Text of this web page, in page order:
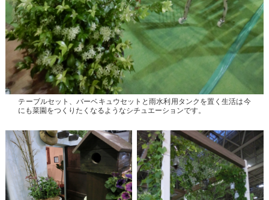
テーブルセット、バーベキュウセットと雨水利用タンクを置く生活は今
にも菜園をつくりたくなるようなシチュエーションです。